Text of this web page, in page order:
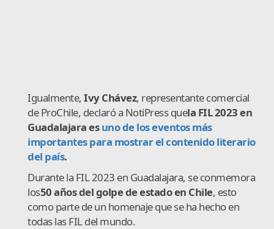
Igualmente, Ivy Chávez, representante comercial
de ProChile, declaró a NotiPress quela FIL 2023 en
Guadalajara esuno de los eventos más
importantes para mostrar el contenido literario
del país.
Durante la FIL 2023 en Guadalajara, se conmemora
los50 años del golpe de estado en Chile, esto
como parte de un homenaje que se ha hecho en
todas las FIL del mundo.